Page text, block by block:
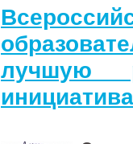
лучшую